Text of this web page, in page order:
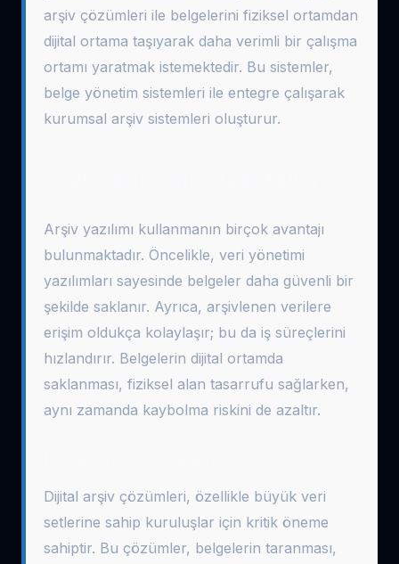
arşiv çözümleri ile belgelerini fiziksel ortamdan
dijital ortama taşıyarak daha verimli bir çalışma
ortamı yaratmak istemektedir. Bu sistemler,
belge yönetim sistemleri ile entegre çalışarak
kurumsal arşiv sistemleri oluşturur.
Arşiv yazılımı kullanmanın birçok avantajı
bulunmaktadır. Öncelikle, veri yönetimi
yazılımları sayesinde belgeler daha güvenli bir
şekilde saklanır. Ayrıca, arşivlenen verilere
erişim oldukça kolaylaşır; bu da iş süreçlerini
hızlandırır. Belgelerin dijital ortamda
saklanması, fiziksel alan tasarrufu sağlarken,
aynı zamanda kaybolma riskini de azaltır.
Dijital arşiv çözümleri, özellikle büyük veri
setlerine sahip kuruluşlar için kritik öneme
sahiptir. Bu çözümler, belgelerin taranması,